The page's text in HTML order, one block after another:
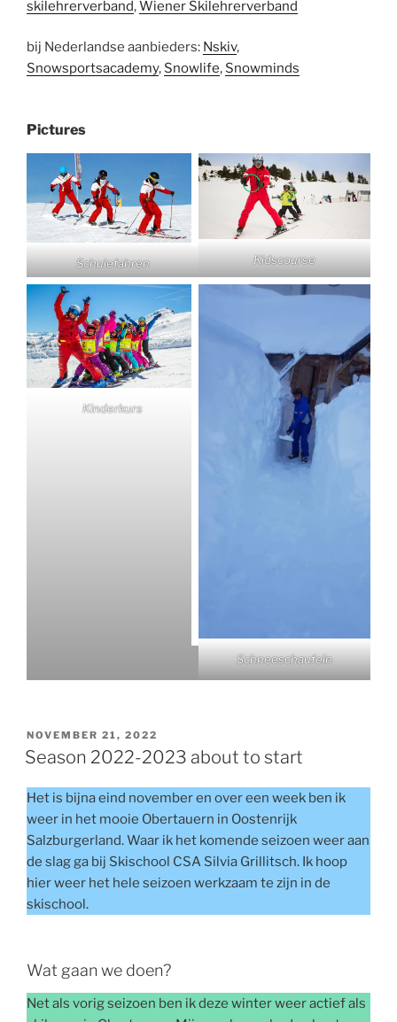
skilehrerverband,Wiener Skilehrerverband
bij Nederlandse aanbieders: Nskiv,
Snowsportsacademy, Snowlife, Snowminds
Pictures
Schulefahren Kidscourse
Kinderkurs
Schneeschaufeln
POSTED
ON
NOVEMBER 21, 2022
Season 2022-2023 about to start
Het is bijna eind november en over een week ben ik
weer in het mooie Obertauern in Oostenrijk
Salzburgerland. Waar ik het komende seizoen weer aan
de slag ga bij Skischool CSA Silvia Grillitsch. Ik hoop
hier weer het hele seizoen werkzaam te zijn in de
skischool.
Wat gaan we doen?
Net als vorig seizoen ben ik deze winter weer actief als